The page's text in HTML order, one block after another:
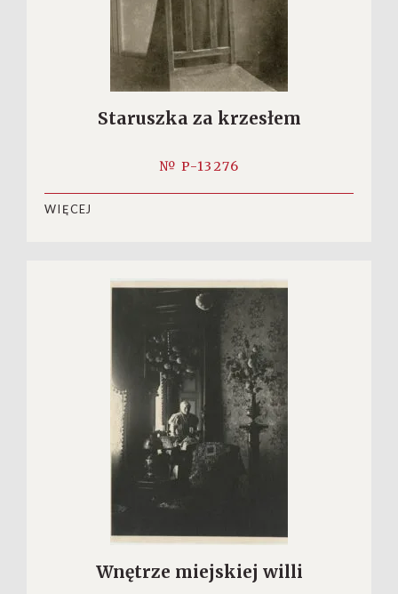
Staruszka za krzesłem
№ P-13276
WIĘCEJ
Wnętrze miejskiej willi